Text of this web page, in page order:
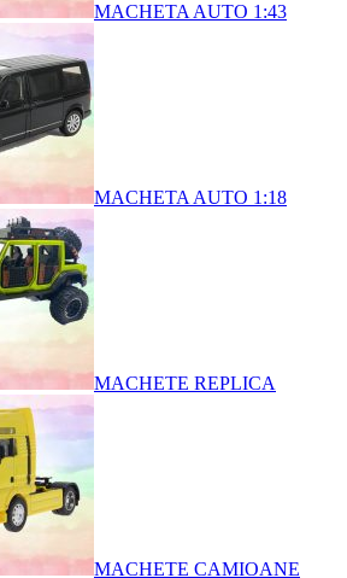
MACHETA AUTO 1:43
MACHETA AUTO 1:18
MACHETE REPLICA
MACHETE CAMIOANE